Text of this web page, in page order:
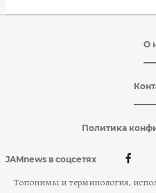
О
Политика
JAMnews в соцсетях
Топонимы и терминология,